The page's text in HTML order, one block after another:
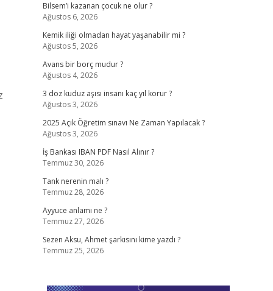
Bilsem’i kazanan çocuk ne olur ?
Ağustos 6, 2026
Kemik iliği olmadan hayat yaşanabilir mi ?
Ağustos 5, 2026
Avans bir borç mudur ?
Ağustos 4, 2026
3 doz kuduz aşısı insanı kaç yıl korur ?
Ağustos 3, 2026
2025 Açık Öğretim sınavı Ne Zaman Yapılacak ?
Ağustos 3, 2026
İş Bankası IBAN PDF Nasıl Alınır ?
Temmuz 30, 2026
Tank nerenin malı ?
Temmuz 28, 2026
Ayyuce anlamı ne ?
Temmuz 27, 2026
Sezen Aksu, Ahmet şarkısını kime yazdı ?
Temmuz 25, 2026